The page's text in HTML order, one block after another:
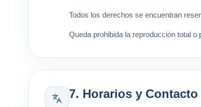
Todos los derechos se encuentran
Queda prohibida la reproducción total o
7. Horarios y Contacto